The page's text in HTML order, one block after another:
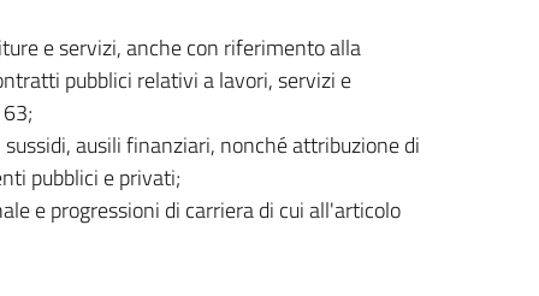
e servizi, anche con riferimento alla
pubblici relativi a lavori, servizi e
ausili finanziari, nonché attribuzione di
pubblici e privati;
e progressioni di carriera di cui all'articolo